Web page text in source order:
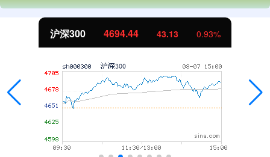
沪深300 4694.44 43.13 0.93%